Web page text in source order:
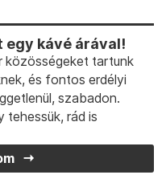
egy kávé árával!
közösségeket tartunk
és fontos erdélyi
szabadon.
rád is